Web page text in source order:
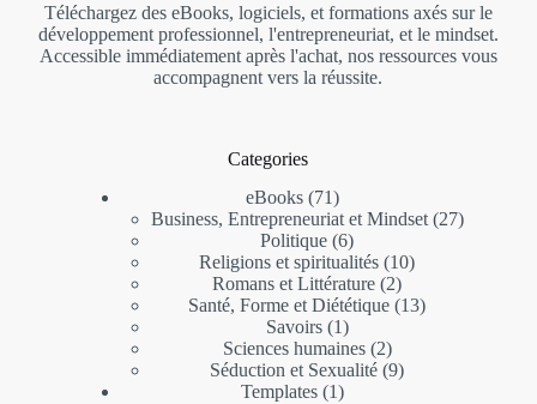
Téléchargez des eBooks, logiciels, et formations axés sur le
développement professionnel, l'entrepreneuriat, et le mindset.
Accessible immédiatement après l'achat, nos ressources vous
accompagnent vers la réussite.
Categories
eBooks 71
Business, Entrepreneuriat et Mindset 27
Politique 6
Religions et spiritualités 10
Romans et Littérature 2
Santé, Forme et Diététique 13
Savoirs 1
Sciences humaines 2
Séduction et Sexualité 9
Templates 1